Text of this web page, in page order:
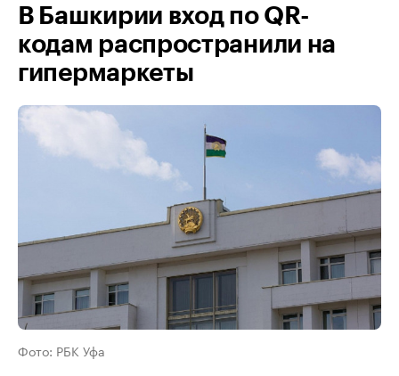
В Башкирии вход по QR-
кодам распространили на
гипермаркеты
Фото: РБК Уфа